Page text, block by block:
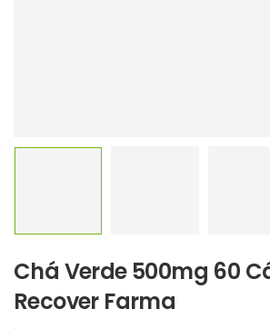
Chá Verde 500mg 60
Recover Farma